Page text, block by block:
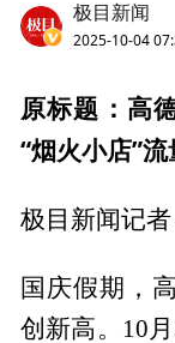
极目新闻
2025-10-04
原标题：高
“烟火小店”
极目新闻记
国庆假期，
创新高。10